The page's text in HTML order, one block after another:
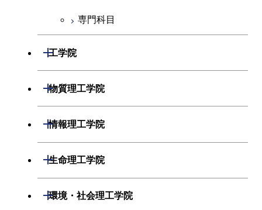
地球惑星科学コース
専門科目
工学院
開閉
機械系
開閉
エネルギーコース
コース
システム制御コース
コース
電気電子系
開閉
エネルギーコース
情報通信コース
経営工学系
開閉
物質理工学院
開閉
材料系
開閉
エネルギーコース
応用化学コース
専門科目
情報理工学院
開閉
数理・計算科学系
開閉
生命理工学院
開閉
生命理工学系
開閉
環境・社会理工学院
開閉